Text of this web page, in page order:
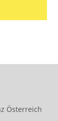
Österreich